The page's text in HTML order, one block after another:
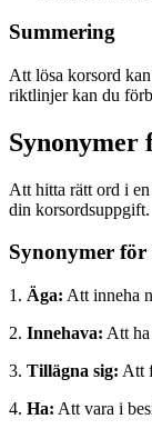
Summering
Att lösa korsord
riktlinjer kan du
Synonymer
Att hitta rätt ord i
din korsordsuppgift.
Synonymer för
1. Äga: Att inneha
2. Innehava: Att
3. Tillägna sig: Att
4. Ha: Att vara i